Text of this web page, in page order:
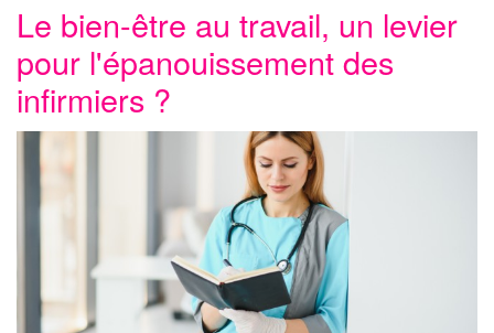
Le bien-être au travail, un levier
pour l'épanouissement des
infirmiers ?